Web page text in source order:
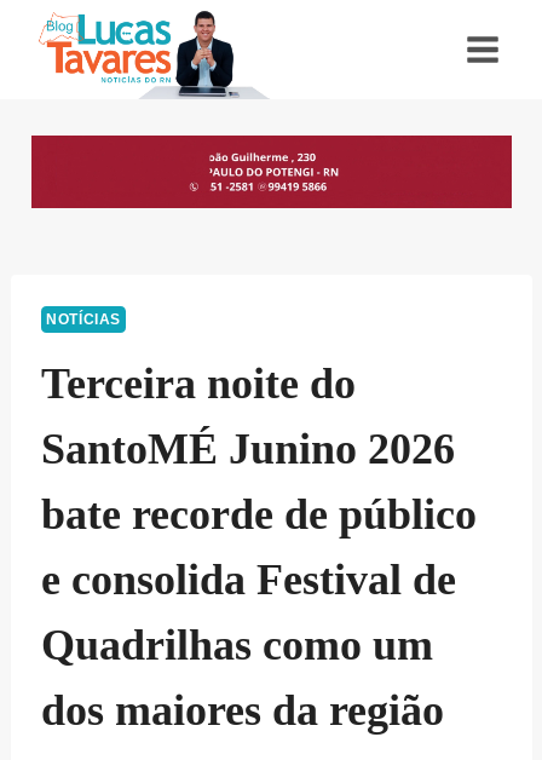
NOTÍCIAS
Terceira noite do
SantoMÉ Junino 2026
bate recorde de público
e consolida Festival de
Quadrilhas como um
dos maiores da região